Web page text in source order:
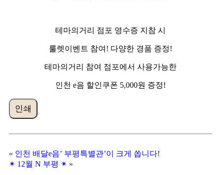
테마의거리 점포 영수증 지참 시
룰렛이벤트 참여! 다양한 경품 증정!
테마의거리 참여 점포에서 사용가능한
인천 e음 할인쿠폰 5,000원 증정!
인쇄
« 인천 배달e음’ 부평특별관’이 크게 쏩니다!
✴ 12월 N 부평 ✴ »